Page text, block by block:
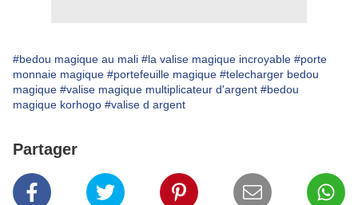
#bedou magique au mali #la valise magique incroyable #porte
monnaie magique #portefeuille magique #telecharger bedou
magique #valise magique multiplicateur d'argent #bedou
magique korhogo #valise d argent
Partager